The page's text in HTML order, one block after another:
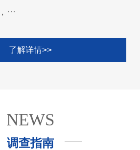
了解详情>>
NEWS
调查指南